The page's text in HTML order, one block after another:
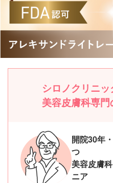
シロノクリニッ
美容皮膚科専
開院30年
つ
美容皮膚
ニア